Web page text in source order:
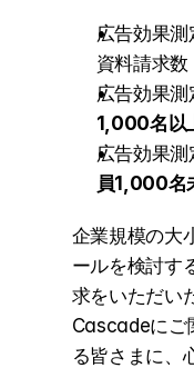
広告効果測
資料請求数
広告効果測
1,000名以
広告効果測
員1,000名
企業規模の大
ールを検討す
求をいただい
Cascadeにご
る皆さまに、